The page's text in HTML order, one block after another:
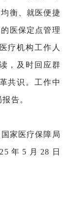
衡、就医便捷
医保定点管理
疗机构工作人
，及时回应群
共识。工作中
告。
国家医疗保障局
年 5 月 28 日